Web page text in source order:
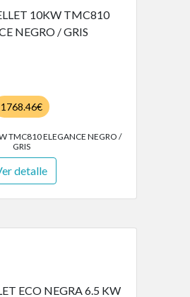
1768.46€
TMC810 ELEGANCE NEGRO /
GRIS
detalle